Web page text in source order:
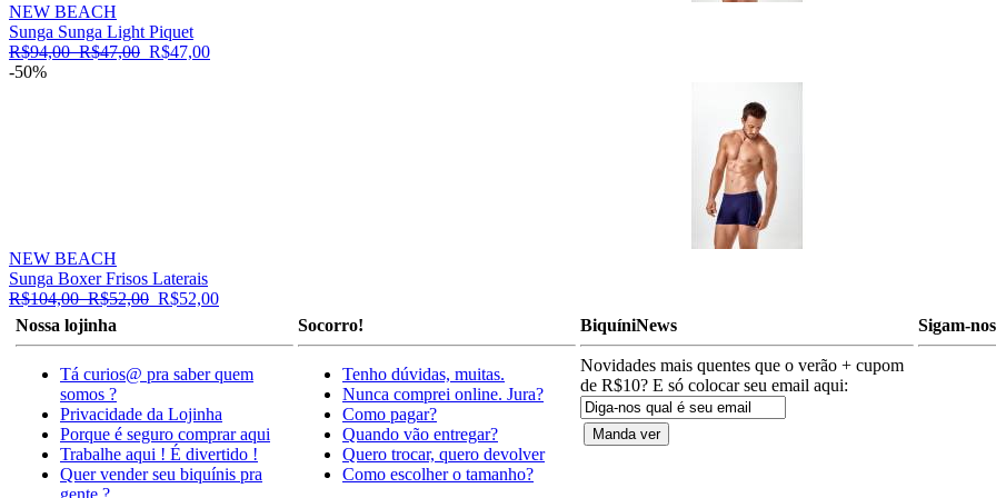
NEW BEACH
Sunga Sunga Light Piquet
R$94,00 R$47,00 R$47,00
-50%
NEW BEACH
Sunga Boxer Frisos Laterais
R$104,00 R$52,00 R$52,00
Nossa lojinha
Tá curios@ pra saber quem
somos ?
Privacidade da Lojinha
Porque é seguro comprar aqui
Trabalhe aqui ! É divertido !
Quer vender seu biquínis pra
gente ?
Socorro!
Tenho dúvidas, muitas.
Nunca comprei online. Jura?
Como pagar?
Quando vão entregar?
Quero trocar, quero devolver
Como escolher o tamanho?
BiquíniNews
Novidades mais quentes que o verão + cupom
de R$10? E só colocar seu email aqui:
Sigam-